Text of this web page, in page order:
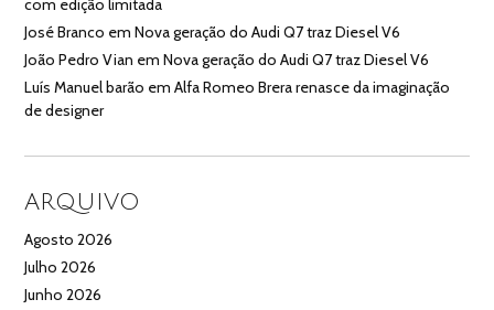
com edição limitada
José Branco emNova geração do Audi Q7 traz Diesel V6
João Pedro Vian emNova geração do Audi Q7 traz Diesel V6
Luís Manuel barão emAlfa Romeo Brera renasce da imaginação
de designer
ARQUIVO
Agosto 2026
Julho 2026
Junho 2026